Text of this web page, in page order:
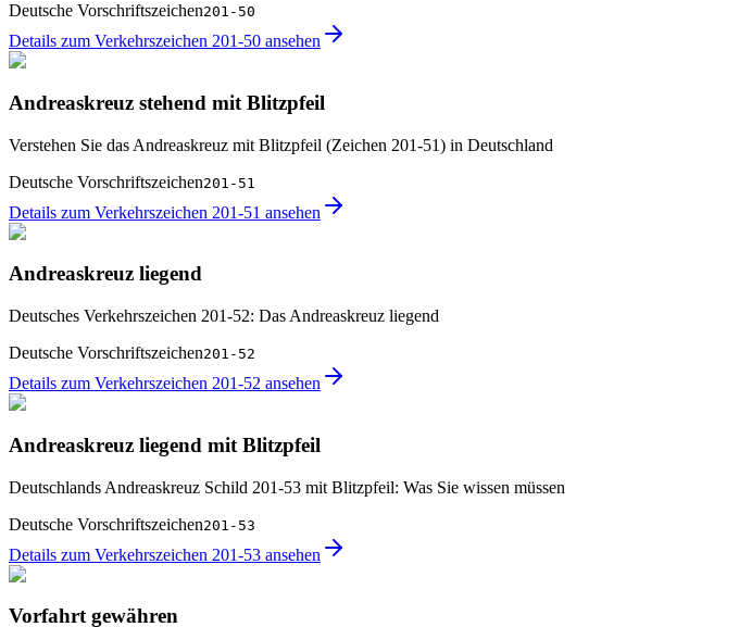
Deutsche Vorschriftszeichen201-50
Details zum Verkehrszeichen 201-50 ansehen
Andreaskreuz stehend mit Blitzpfeil
Verstehen Sie das Andreaskreuz mit Blitzpfeil (Zeichen 201-51) in Deutschland
Deutsche Vorschriftszeichen201-51
Details zum Verkehrszeichen 201-51 ansehen
Andreaskreuz liegend
Deutsches Verkehrszeichen 201-52: Das Andreaskreuz liegend
Deutsche Vorschriftszeichen201-52
Details zum Verkehrszeichen 201-52 ansehen
Andreaskreuz liegend mit Blitzpfeil
Deutschlands Andreaskreuz Schild 201-53 mit Blitzpfeil: Was Sie wissen müssen
Deutsche Vorschriftszeichen201-53
Details zum Verkehrszeichen 201-53 ansehen
Vorfahrt gewähren